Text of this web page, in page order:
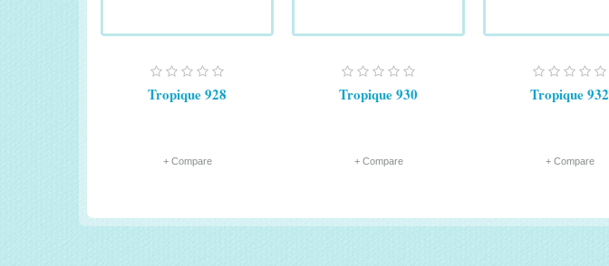
Tropique 928
+ Compare
Tropique 930
+ Compare
Tropique 932
+ Compare